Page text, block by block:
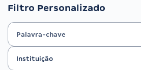
Filtro Personalizado
Instituição
Instituição